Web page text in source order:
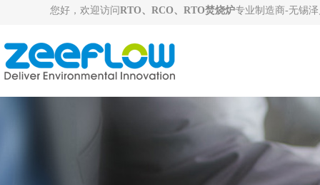
您好，欢迎访问RTO、RCO、RTO焚烧炉专业制造商-无锡